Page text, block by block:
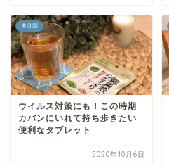
未分類
ウイルス対策にも！この時期
カバンにいれて持ち歩きたい
便利なタブレット
2020年10月6日